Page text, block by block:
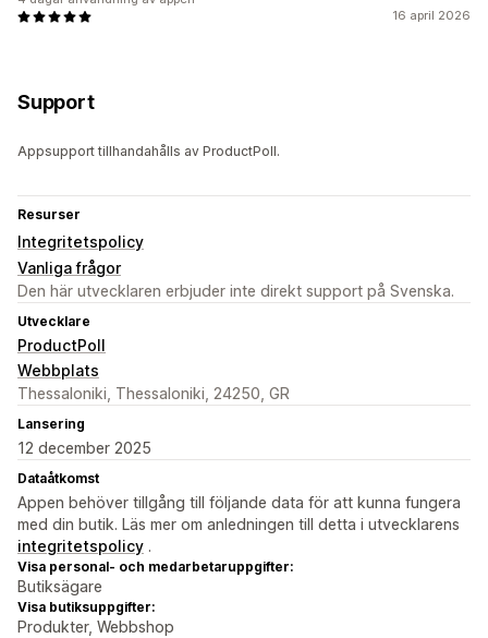
16 april 2026
Support
Appsupport tillhandahålls av ProductPoll.
Resurser
Integritetspolicy
Vanliga frågor
Den här utvecklaren erbjuder inte direkt support på Svenska.
Utvecklare
ProductPoll
Webbplats
Thessaloniki, Thessaloniki, 24250, GR
Lansering
12 december 2025
Dataåtkomst
Appen behöver tillgång till följande data för att kunna fungera
med din butik. Läs mer om anledningen till detta i utvecklarens
integritetspolicy .
Visa personal- och medarbetaruppgifter:
Butiksägare
Visa butiksuppgifter:
Produkter, Webbshop